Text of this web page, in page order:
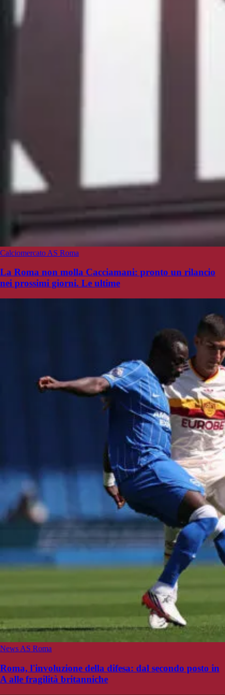
Calciomercato AS Roma
La Roma non molla Cacciamani: pronto un rilancio
nei prossimi giorni. Le ultime
News AS Roma
Roma, l'involuzione della difesa: dal secondo posto in
A alle fragilità britanniche